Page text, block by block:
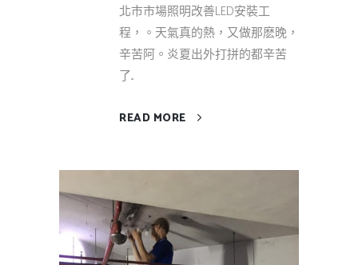
北市市場照明改善LED安裝工
程，。天氣真的熱，又做那麽晚，
辛苦阿。炎夏出外打拼的都辛苦
了...
READ MORE